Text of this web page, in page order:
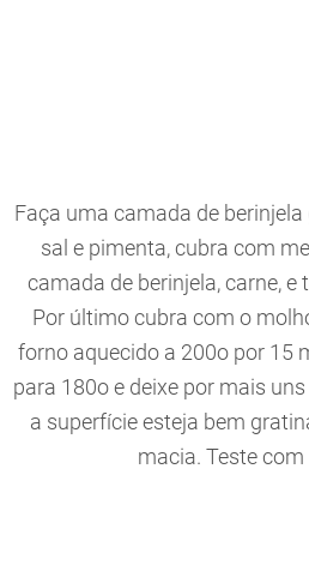
Faça uma camada de
sal e pimenta, cubra com
camada de berinjela, carne, e
Por último cubra com o
forno aquecido a 200o por 15
para 180o e deixe por mais
a superfície esteja bem
macia. Teste